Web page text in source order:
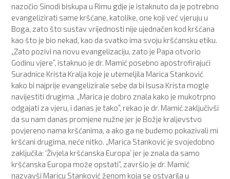
nazočio Sinodi biskupa u Rimu gdje je istaknuto da je potrebno
evangelizirati same kršćane, katolike, one koji već vjeruju u
Boga, zato što sustav vrijednosti nije ujednačen kod kršćana
kao što je bio nekad, kao da svatko ima svoju kršćansku etiku.
„Zato pozivi na novu evangelizaciju, zato je Papa otvorio
Godinu vjere”, istaknuo je dr. Mamić posebno apostrofirajući
Suradnice Krista Kralja koje je utemeljila Marica Stanković
kako bi najprije evangelizirale sebe da bi Isusa Krista mogle
navijestiti drugima. „Marica je dobro znala kako je mukotrpno
odgajati za vjeru, i danas je tako”, rekao je dr. Mamić zaključivši
da su nam danas promjene nužne jer je Božje kraljevstvo
povjereno nama kršćanima, a ako ga ne budemo pokazivali mi
kršćani drugima, neće nitko. „Marica Stanković je svojedobno
zaključila: ‘Živjela kršćanska Europa’ jer je znala da samo
kršćanska Europa može opstati”, završio je dr. Mamić
nazvavši Maricu Stanković ženom koja se ostvarila u